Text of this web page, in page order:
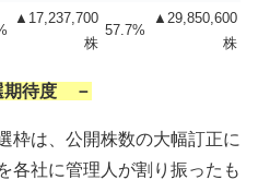
▲17,237,700
株
57.7%
▲29,850,600
株
待度 －
は、公開株数の大幅訂正に
各社に管理人が割り振ったも